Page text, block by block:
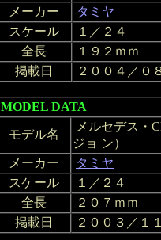
メーカー
タミヤ
スケール
１／２４
全長
１９２ｍｍ
掲載日
２００４／
MODEL DATA
モデル名
メルセデス・
ジョ ン）
メーカー
タミヤ
スケール
１／２４
全長
２０７ｍｍ
掲載日
２００３／１